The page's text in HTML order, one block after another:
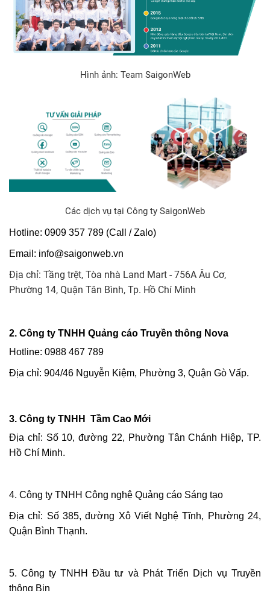
Hình ảnh: Team SaigonWeb
Các dịch vụ tại Công ty SaigonWeb
Hotline: 0909 357 789 (Call / Zalo)
Email: info@saigonweb.vn
Địa chỉ: Tầng trệt, Tòa nhà Land Mart - 756A Âu Cơ,
Phường 14​, Quận Tân Bình, Tp. Hồ Chí Minh
2. Công ty TNHH Quảng cáo Truyền thông Nova
Hotline: 0988 467 789
Địa chỉ: 904/46 Nguyễn Kiệm, Phường 3, Quận Gò Vấp.
3. Công ty TNHH Tầm Cao Mới
Địa chỉ: Số 10, đường 22, Phường Tân Chánh Hiệp, TP.
Hồ Chí Minh.
4. Công ty TNHH Công nghệ Quảng cáo Sáng tạo
Địa chỉ: Số 385, đường Xô Viết Nghệ Tĩnh, Phường 24,
Quận Bình Thạnh.
5. Công ty TNHH Đầu tư và Phát Triển Dịch vụ Truyền
thông Bin